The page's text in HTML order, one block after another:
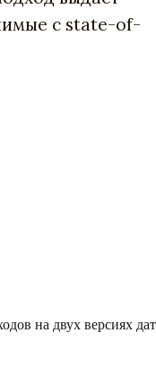
с state-of-
на двух версиях